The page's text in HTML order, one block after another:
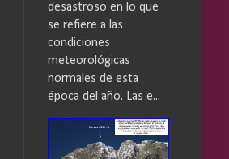
desastroso en lo que
se refiere a las
condiciones
meteorológicas
normales de esta
época del año. Las e...